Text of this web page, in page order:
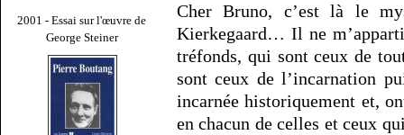
2001 - Essai sur l'œuvre de
George Steiner
Cher Bruno, c’est là le
Kierkegaard… Il ne
tréfonds, qui sont ceux de
sont ceux de l’incarnation
incarnée historiquement et,
en chacun de celles et ceux